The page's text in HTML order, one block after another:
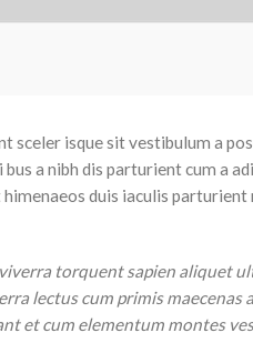
isque sit vestibulum a
a nibh dis parturient cum a
duis iaculis
torquent sapien aliquet
lectus cum primis maecenas
et cum elementum montes